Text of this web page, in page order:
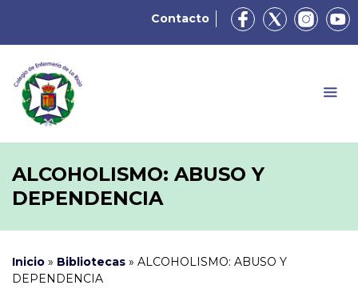
Contacto
ALCOHOLISMO: ABUSO Y
DEPENDENCIA
Inicio » Bibliotecas » ALCOHOLISMO: ABUSO Y
DEPENDENCIA